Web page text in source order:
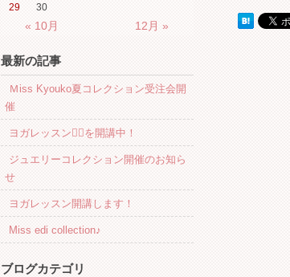
« 10月 12月 »
29
30
最新の記事
Ｍiss Kyouko夏コレクション受注会開
催
ヨガレッスン🧘‍♀️を開講中！
ジュエリーコレクション開催のお知ら
せ
ヨガレッスン開講します！
Miss edi collection♪
ブログカテゴリ